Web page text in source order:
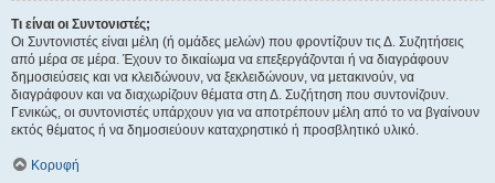
Τι είναι οι Συντονιστές;
Οι Συντονιστές είναι μέλη (ή ομάδες μελών) που φροντίζουν τις Δ. Συζητήσεις
από μέρα σε μέρα. Έχουν το δικαίωμα να επεξεργάζονται ή να διαγράφουν
δημοσιεύσεις και να κλειδώνουν, να ξεκλειδώνουν, να μετακινούν, να
διαγράφουν και να διαχωρίζουν θέματα στη Δ. Συζήτηση που συντονίζουν.
Γενικώς, οι συντονιστές υπάρχουν για να αποτρέπουν μέλη από το να βγαίνουν
εκτός θέματος ή να δημοσιεύουν καταχρηστικό ή προσβλητικό υλικό.
Κορυφή